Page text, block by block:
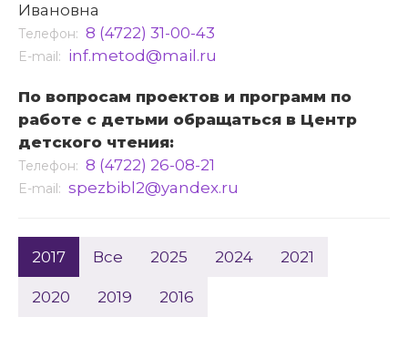
Ивановна
Телефон: 8 (4722) 31-00-43
E-mail: inf.metod@mail.ru
По вопросам проектов и программ по
работе с детьми обращаться в Центр
детского чтения:
Телефон: 8 (4722) 26-08-21
E-mail: spezbibl2@yandex.ru
Все 2025 2024 2021
2020 2019
2017
2016